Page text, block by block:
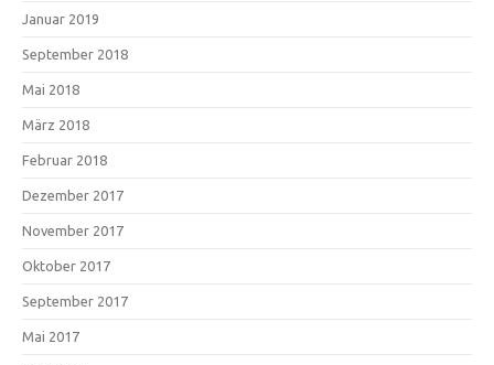
Januar 2019
September 2018
Mai 2018
März 2018
Februar 2018
Dezember 2017
November 2017
Oktober 2017
September 2017
Mai 2017